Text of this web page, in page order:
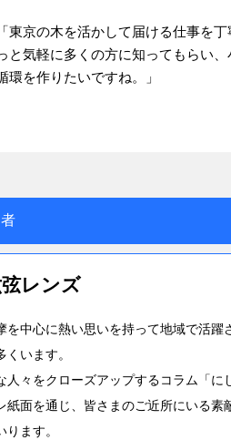
「東京の木を活かして届ける仕事を
と気軽に多くの方に知ってもらい
環を作りたいですね。」
レンズ
を中心に熱い思いを持って地域で活躍
くいます。
人々をクローズアップするコラム「に
紙面を通じ、皆さまのご近所にいる素
ります。